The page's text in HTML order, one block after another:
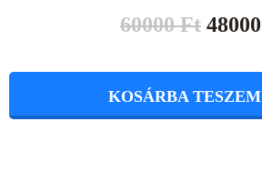
60000Ft 48000
KOSÁRBA TESZEM